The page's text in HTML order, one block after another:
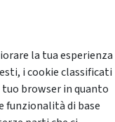
la tua esperienza
i cookie classificati
browser in quanto
funzionalità di base